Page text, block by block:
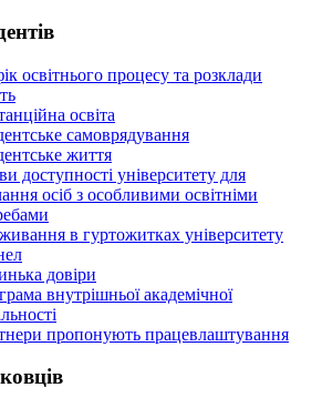
освітнього процесу та розклади
освіта
самоврядування
життя
доступності університету для
осіб з особливими освітніми
в гуртожитках університету
довіри
внутрішньої академічної
пропонують працевлаштування